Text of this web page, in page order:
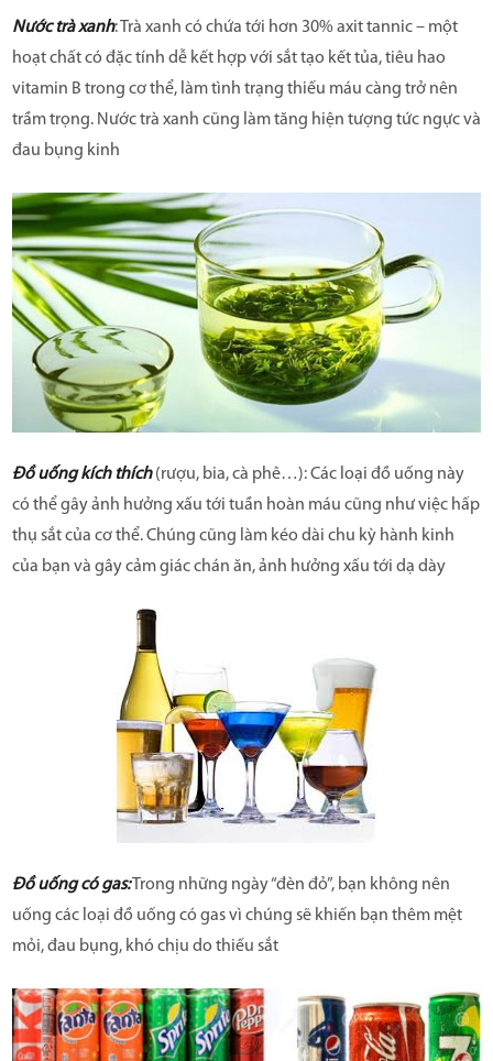
Nước trà xanh: Trà xanh có chứa tới hơn 30% axit tannic – một
hoạt chất có đặc tính dễ kết hợp với sắt tạo kết tủa, tiêu hao
vitamin B trong cơ thể, làm tình trạng thiếu máu càng trở nên
trầm trọng. Nước trà xanh cũng làm tăng hiện tượng tức ngực và
đau bụng kinh
Đồ uống kích thích(rượu, bia, cà phê…): Các loại đồ uống này
có thể gây ảnh hưởng xấu tới tuần hoàn máu cũng như việc hấp
thụ sắt của cơ thể. Chúng cũng làm kéo dài chu kỳ hành kinh
của bạn và gây cảm giác chán ăn, ảnh hưởng xấu tới dạ dày
Đồ uống có gas:Trong những ngày “đèn đỏ”, bạn không nên
uống các loại đồ uống có gas vì chúng sẽ khiến bạn thêm mệt
mỏi, đau bụng, khó chịu do thiếu sắt